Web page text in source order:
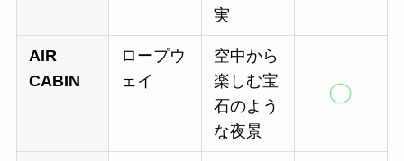
実
AIR
CABIN
ロープウ
ェイ
空中から
楽しむ宝
石のよう
な夜景